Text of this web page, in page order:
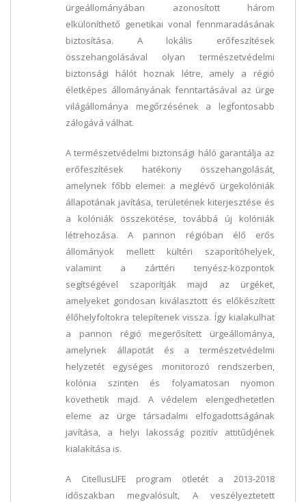
ürgeállományában azonosított három
elkülöníthető genetikai vonal fennmaradásának
biztosítása. A lokális erőfeszítések
összehangolásával olyan természetvédelmi
biztonsági hálót hoznak létre, amely a régió
életképes állományának fenntartásával az ürge
világállománya megőrzésének a legfontosabb
zálogává válhat.
A természetvédelmi biztonsági háló garantálja az
erőfeszítések hatékony összehangolását,
amelynek főbb elemei: a meglévő ürgekolóniák
állapotának javítása, területének kiterjesztése és
a kolóniák összekötése, továbbá új kolóniák
létrehozása. A pannon régióban élő erős
állományok mellett kültéri szaporítóhelyek,
valamint a zárttéri tenyész-központok
segítségével szaporítják majd az ürgéket,
amelyeket gondosan kiválasztott és előkészített
élőhelyfoltokra telepítenek vissza. Így kialakulhat
a pannon régió megerősített ürgeállománya,
amelynek állapotát és a természetvédelmi
helyzetét egységes monitorozó rendszerben,
kolónia szinten és folyamatosan nyomon
követhetik majd. A védelem elengedhetetlen
eleme az ürge társadalmi elfogadottságának
javítása, a helyi lakosság pozitív attitűdjének
kialakítása is.
A CitellusLIFE program ötletét a 2013-2018
időszakban megvalósult, A veszélyeztetett